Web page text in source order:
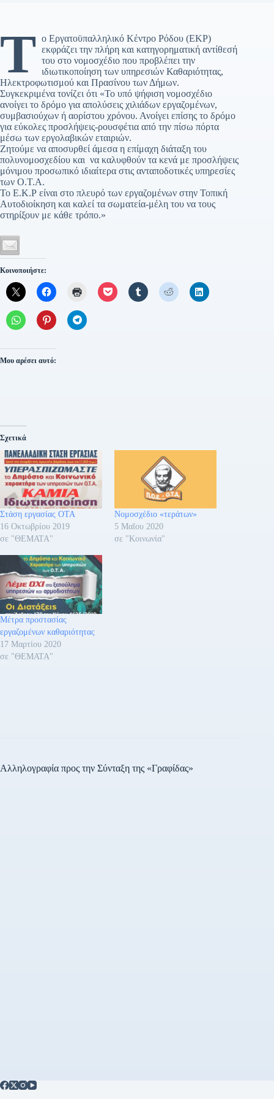
Τ ο Εργατοϋπαλληλικό Κέντρο Ρόδου (ΕΚΡ)
εκφράζει την πλήρη και κατηγορηματική αντίθεσή
του στο νομοσχέδιο που προβλέπει την
ιδιωτικοποίηση των υπηρεσιών Καθαριότητας,
Ηλεκτροφωτισμού και Πρασίνου των Δήμων.
Συγκεκριμένα τονίζει ότι «Το υπό ψήφιση νομοσχέδιο
ανοίγει το δρόμο για απολύσεις χιλιάδων εργαζομένων,
συμβασιούχων ή αορίστου χρόνου. Ανοίγει επίσης το δρόμο
για εύκολες προσλήψεις-ρουσφέτια από την πίσω πόρτα
μέσω των εργολαβικών εταιριών.
Ζητούμε να αποσυρθεί άμεσα η επίμαχη διάταξη του
πολυνομοσχεδίου και να καλυφθούν τα κενά με προσλήψεις
μόνιμου προσωπικό ιδιαίτερα στις ανταποδοτικές υπηρεσίες
των Ο.Τ.Α.
Το Ε.Κ.Ρ είναι στο πλευρό των εργαζομένων στην Τοπική
Αυτοδιοίκηση και καλεί τα σωματεία-μέλη του να τους
στηρίξουν με κάθε τρόπο.»
Κοινοποιήστε:
Μου αρέσει αυτό:
Σχετικά
Στάση εργασίας ΟΤΑ
16 Οκτωβρίου 2019
σε "ΘΕΜΑΤΑ"
Νομοσχέδιο «τεράτων»
5 Μαΐου 2020
σε "Κοινωνία"
Μέτρα προστασίας
εργαζομένων καθαριότητας
17 Μαρτίου 2020
σε "ΘΕΜΑΤΑ"
Αλληλογραφία προς την Σύνταξη της «Γραφίδας»